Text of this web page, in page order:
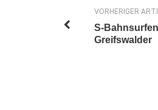
VORHERIGER
S-
Greifswalder